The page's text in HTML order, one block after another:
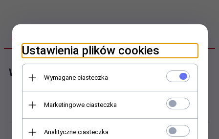
Wózek profilowy
Dokładność obrotu:
Ustawienia plików cookies
Wymagane ciasteczka
Marketingowe ciasteczka
Analityczne ciasteczka